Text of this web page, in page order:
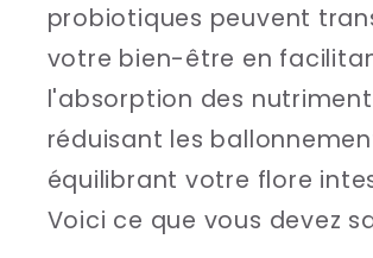
probiotiques peuvent
votre bien-être en
l'absorption des
réduisant les
équilibrant votre flore
Voici ce que vous devez